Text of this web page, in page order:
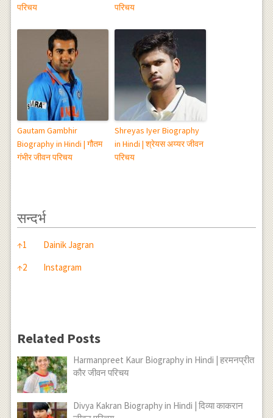
परिचय
परिचय
Gautam Gambhir
Biography in Hindi | गौतम
गंभीर जीवन परिचय
Shreyas Iyer Biography
in Hindi | श्रेयस अय्यर जीवन
परिचय
सन्दर्भ
सन्दर्भ
↑1
Dainik Jagran
↑2 Instagram
Related Posts
Harmanpreet Kaur Biography in Hindi | हरमनप्रीत
कौर जीवन परिचय
Divya Kakran Biography in Hindi | दिव्या काकरान